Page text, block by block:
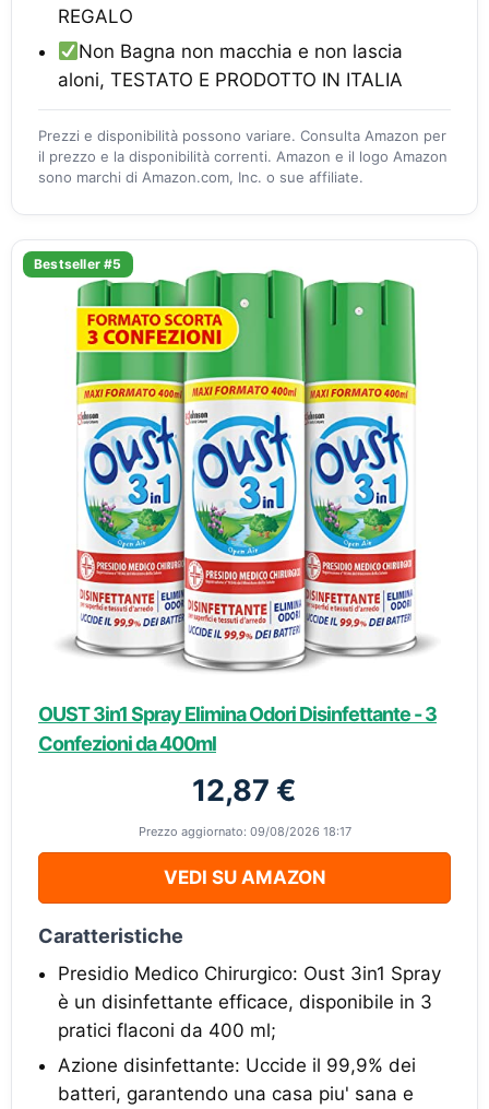
REGALO
Non Bagna non macchia e non lascia
aloni, TESTATO E PRODOTTO IN ITALIA
Prezzi e disponibilità possono variare. Consulta Amazon per
il prezzo e la disponibilità correnti. Amazon e il logo Amazon
sono marchi di Amazon.com, Inc. o sue affiliate.
Bestseller #5
OUST 3in1 Spray Elimina Odori Disinfettante - 3
Confezioni da 400ml
12,87 €
Prezzo aggiornato: 09/08/2026 18:17
VEDI SU AMAZON
Caratteristiche
Presidio Medico Chirurgico: Oust 3in1 Spray
è un disinfettante efficace, disponibile in 3
pratici flaconi da 400 ml;
Azione disinfettante: Uccide il 99,9% dei
batteri, garantendo una casa piu' sana e